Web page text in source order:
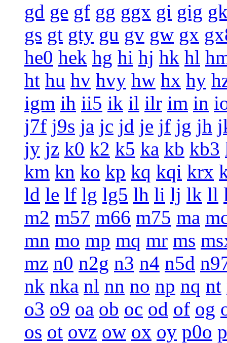
gd ge gf gg ggx gi gig
gs gt gty gu gv gw gx
he0 hek hg hi hj hk hl
ht hu hv hvy hw hx hy
igm ih ii5 ik il ilr im in
j7f j9s ja jc jd je jf jg jh
jy jz k0 k2 k5 ka kb kb3
km kn ko kp kq kqi krx
ld le lf lg lg5 lh li lj lk ll
m2 m57 m66 m75 ma
mn mo mp mq mr ms
mz n0 n2g n3 n4 n5d
nk nka nl nn no np nq nt
o3 o9 oa ob oc od of og
os ot ovz ow ox oy p0o